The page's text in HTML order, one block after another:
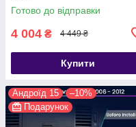
Готово до відправки
4 004 ₴ 4 449 ₴
Купити
Андроїд 15
–10%
Подарунок